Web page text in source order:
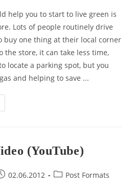
help you to start to live green is
Lots of people routinely drive
buy one thing at their local corner
the store, it can take less time,
locate a parking spot, but you
and helping to save ...
(YouTube)
02.06.2012
PostPost Formats